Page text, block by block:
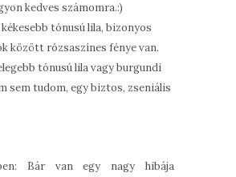
kedves számomra.:)
kékesebb tónusú lila, bizonyos
között rózsaszínes fénye van.
tónusú lila vagy burgundi
sem tudom, egy biztos, zseniális
Bár van egy nagy hibája a